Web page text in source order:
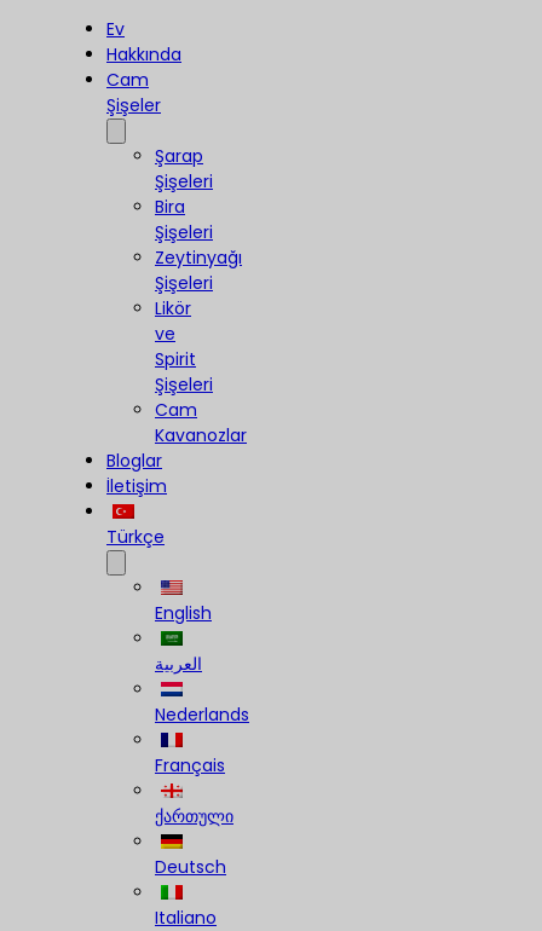
Ev
Hakkında
Cam
Şişeler
Şarap
Şişeleri
Bira
Şişeleri
Zeytinyağı
Şişeleri
Likör
ve
Spirit
Şişeleri
Cam
Kavanozlar
Bloglar
İletişim
Türkçe
English
العربية
Nederlands
Français
ქართული
Deutsch
Italiano